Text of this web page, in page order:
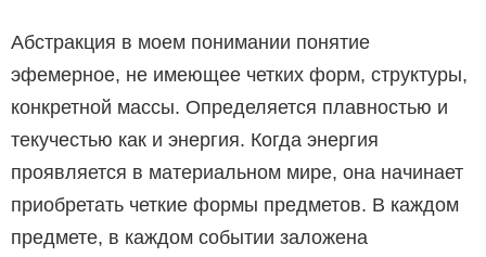
Абстракция в моем понимании понятие
эфемерное, не имеющее четких форм, структуры,
конкретной массы. Определяется плавностью и
текучестью как и энергия. Когда энергия
проявляется в материальном мире, она начинает
приобретать четкие формы предметов. В каждом
предмете, в каждом событии заложена